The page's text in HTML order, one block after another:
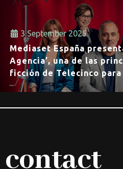
3 September 2025
Mediaset España
Agencia’, una de las
ficción de Telecinco
contact